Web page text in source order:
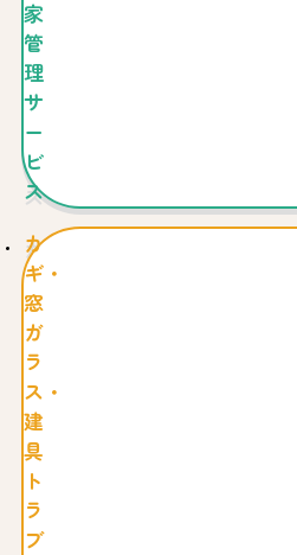
家
管
理
サ
ー
ビ
ス
カ
ギ・
窓
ガ
ラ
ス・
建
具
ト
ラ
ブ